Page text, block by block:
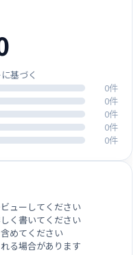
基づく
0件
0件
0件
0件
0件
ューしてください
く書いてください
めてください
る場合があります